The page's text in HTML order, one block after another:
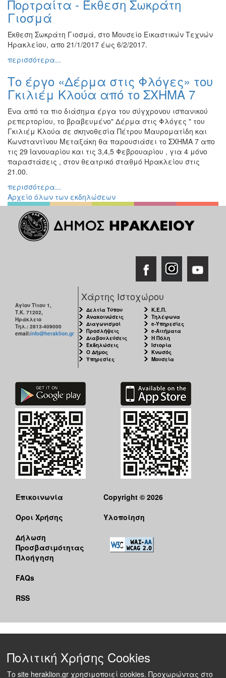
Ζωγραφική
Φωτογραφία
Τραγούδι
Χορός
Θέατρο
Παζάρι
Ειδών
Συνέδρια
Ημερίδες
-
Σεμινάρια-
Διαλέξεις-
Ομιλίες
Διάφορες
Εκθέσεις
ΔΗΜΟΣ
ΠΟΛΙΤΙΣΜΟΣ
ΑΝΘΕΚΤΙΚΗ
ΠΟΛΗ
Πορτραίτα - Έκθεση Σωκράτη
Γιοσμά
Έκθεση Σωκράτη Γιοσμά, στο Μουσείο Εικαστικών Τεχνών
Ηρακλείου, απο 21/1/2017 έως 6/2/2017.
περισσότερα...
Το έργο «Δέρμα στις Φλόγες» του
Γκιλιέμ Κλούα από το ΣΧΗΜΑ 7
Ένα από τα πιο διάσημα έργα του σύγχρονου ισπανικού
ρεπερτορίου, το βραβευμένο" Δέρμα στις Φλόγες " του
Γκιλιέμ Κλούα σε σκηνοθεσία Πέτρου Μαυροματίδη και
Κωνσταντίνου Μεταξάκη θα παρουσιάσει το ΣΧΗΜΑ 7 απο
τις 29 Ιανουαρίου και τις 3,4,5 Φεβρουαρίου , για 4 μόνο
παραστάσεις , στον θεατρικό σταθμό Ηρακλείου στις
21.00.
περισσότερα...
Αρχείο όλων των εκδηλώσεων
Αγίου Τίτου 1,
Τ.Κ. 71202,
Ηράκλειο
Τηλ.: 2813-409000
email:info@heraklion.gr
Χάρτης Ιστοχώρου
Δελτία Τύπου
Ανακοινώσεις
Διαγωνισμοί
Προσλήψεις
Διαβουλεύσεις
Εκδηλώσεις
Ο Δήμος
Υπηρεσίες
Κ.Ε.Π.
Τηλέφωνα
e-Υπηρεσίες
e-Αιτήματα
Η Πόλη
Ιστορία
Κνωσός
Μουσεία
Επικοινωνία
Όροι Χρήσης
Δήλωση
Προσβασιμότητας
Πλοήγηση
FAQs
RSS
Copyright © 2026
Υλοποίηση
Πολιτική Χρήσης Cookies
Το site heraklion.gr χρησιμοποιεί cookies. Προχωρώντας στο